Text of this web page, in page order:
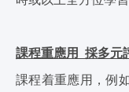
課程重應用 採多元
課程着重應用，例